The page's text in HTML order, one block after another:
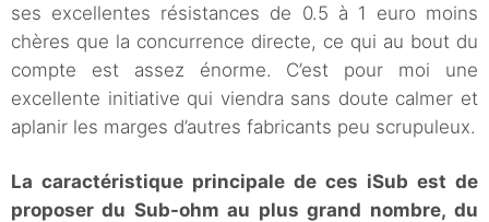
ses excellentes résistances de 0.5 à 1 euro moins
chères que la concurrence directe, ce qui au bout du
compte est assez énorme. C’est pour moi une
excellente initiative qui viendra sans doute calmer et
aplanir les marges d’autres fabricants peu scrupuleux.
La caractéristique principale de ces iSub est de
proposer du Sub-ohm au plus grand nombre, du